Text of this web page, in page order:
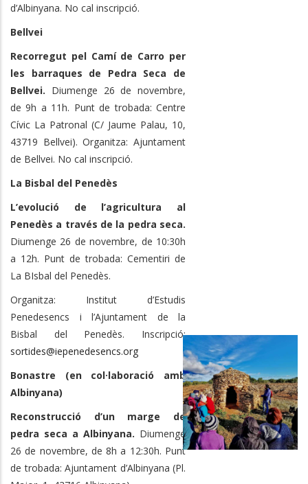
d’Albinyana. No cal inscripció.
Bellvei
Recorregut pel Camí de Carro per
les barraques de Pedra Seca de
Bellvei. Diumenge 26 de novembre,
de 9h a 11h. Punt de trobada: Centre
Cívic La Patronal (C/ Jaume Palau, 10,
43719 Bellvei). Organitza: Ajuntament
de Bellvei. No cal inscripció.
La Bisbal del Penedès
L’evolució de l’agricultura al
Penedès a través de la pedra seca.
Diumenge 26 de novembre, de 10:30h
a 12h. Punt de trobada: Cementiri de
La BIsbal del Penedès.
Organitza: Institut d’Estudis
Penedesencs i l’Ajuntament de la
Bisbal del Penedès. Inscripció:
sortides@iepenedesencs.org
Bonastre (en col·laboració amb
Albinyana)
Reconstrucció d’un marge de
pedra seca a Albinyana. Diumenge
26 de novembre, de 8h a 12:30h. Punt
de trobada: Ajuntament d’Albinyana (Pl.